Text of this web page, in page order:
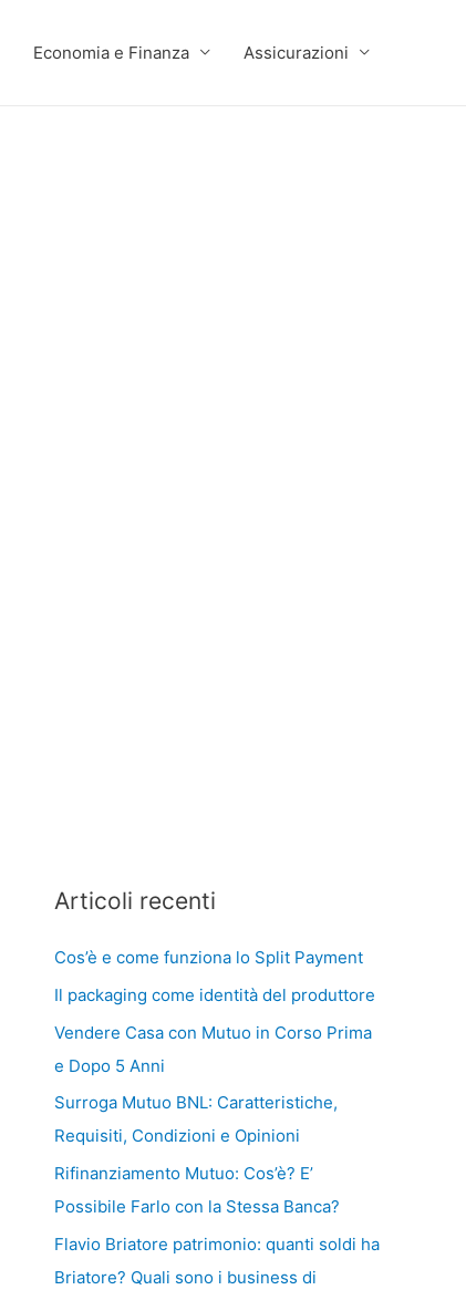
Economia e Finanza Assicurazioni
Articoli recenti
Cos’è e come funziona lo Split Payment
Il packaging come identità del produttore
Vendere Casa con Mutuo in Corso Prima
e Dopo 5 Anni
Surroga Mutuo BNL: Caratteristiche,
Requisiti, Condizioni e Opinioni
Rifinanziamento Mutuo: Cos’è? E’
Possibile Farlo con la Stessa Banca?
Flavio Briatore patrimonio: quanti soldi ha
Briatore? Quali sono i business di